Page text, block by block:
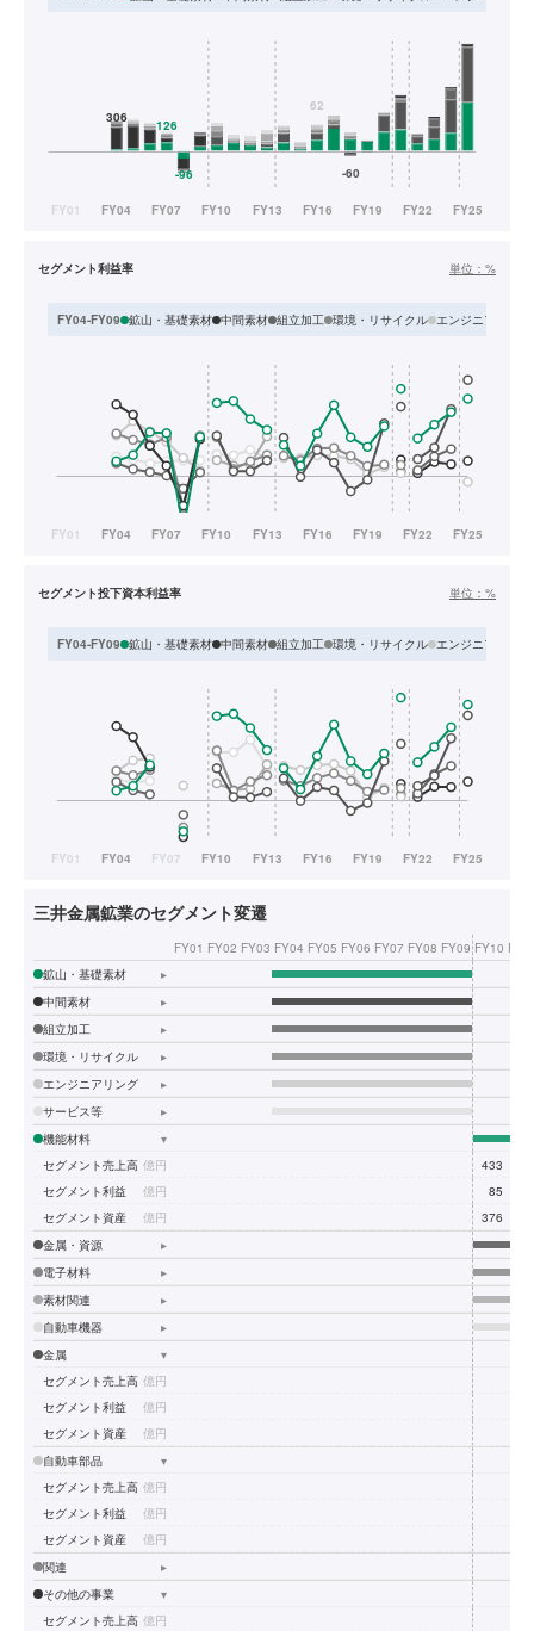
セグメント利益率 単位： %
FY04-FY09 鉱山・基礎素材 中間素材 組立加工 環境・リサイクル エンジニアリング
セグメント投下資本利益率 単位： %
FY04-FY09 鉱山・基礎素材 中間素材 組立加工 環境・リサイクル エンジニアリング
三井金属鉱業のセグメント変遷
FY01 FY02 FY03 FY04 FY05 FY06 FY07 FY08 FY09 FY10
鉱山・基礎素材
▸
中間素材
▸
組立加工
▸
環境・リサイクル
▸
エンジニアリング
▸
サービス等
▸
機能材料
▾
セグメント売上高 億円 433
セグメント利益
億円 85
セグメント資産
億円 376
金属・資源
▸
電子材料
▸
素材関連
▸
自動車機器
▸
金属
▾
セグメント売上高 億円
セグメント利益
億円
セグメント資産
億円
自動車部品
▾
セグメント売上高 億円
セグメント利益
億円
セグメント資産
億円
関連
▸
その他の事業
▾
セグメント売上高 億円